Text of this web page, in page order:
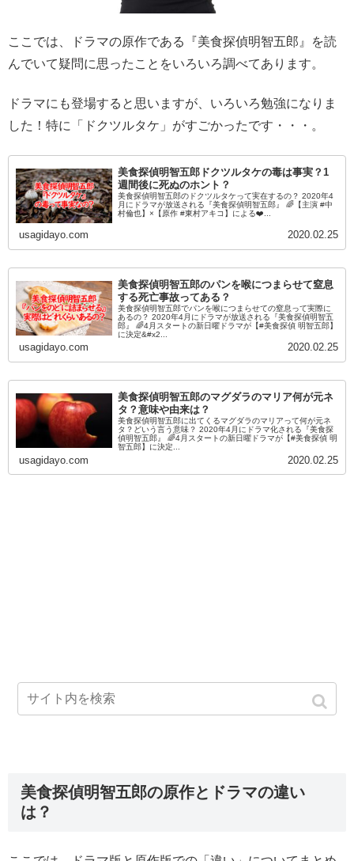
ここでは、ドラマの原作である『美食探偵明智五郎』を読
んでいて疑問に思ったことをいろいろ調べてあります。
ドラマにも登場すると思いますが、いろいろ勉強になりま
した！特に「ドクツルタケ」がすごかったです・・・。
美食探偵明智五郎ドクツルタケの毒は事実？1
週間後に死ぬのホント？
美食探偵明智五郎のドクツルタケって実在するの？ 2020年4
月にドラマが放送される『美食探偵明智五郎』 🌈【主演 #中
村倫也】×【原作 #東村アキコ】による❤️...
usagidayo.com 2020.02.25
美食探偵明智五郎のパンを喉につまらせて窒息
する死亡事故ってある？
美食探偵明智五郎でパンを喉につまらせての窒息って実際に
あるの？ 2020年4月にドラマが放送される『美食探偵明智五
郎』 🌈4月スタートの新日曜ドラマが【#美食探偵 明智五郎】
に決定&#x2...
usagidayo.com 2020.02.25
美食探偵明智五郎のマグダラのマリア何が元ネ
タ？意味や由来は？
美食探偵明智五郎に出てくるマグダラのマリアって何が元ネ
タ？どいう言う意味？ 2020年4月にドラマ化される『美食探
偵明智五郎』 🌈4月スタートの新日曜ドラマが【#美食探偵 明
智五郎】に決定...
usagidayo.com 2020.02.25
美食探偵明智五郎の原作とドラマの違い
は？